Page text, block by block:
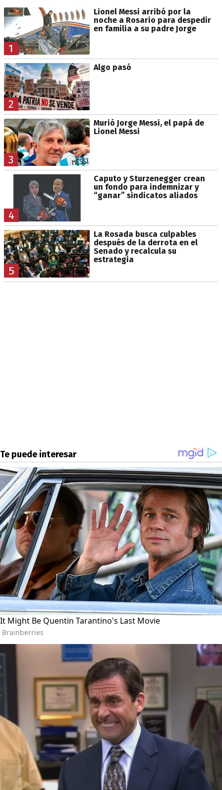
1
Lionel Messi arribó por la
noche a Rosario para despedir
en familia a su padre Jorge
2
Algo pasó
3
Murió Jorge Messi, el papá de
Lionel Messi
4
Caputo y Sturzenegger crean
un fondo para indemnizar y
“ganar” sindicatos aliados
5
La Rosada busca culpables
después de la derrota en el
Senado y recalcula su
estrategia